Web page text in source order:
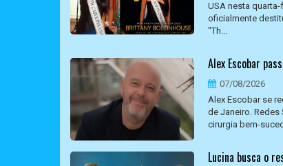
USA nesta
oficialmente
"Th...
Alex Escobar
07/08/2026
Alex Escobar se
de Janeiro.
cirurgia bem-
Lucina busca o